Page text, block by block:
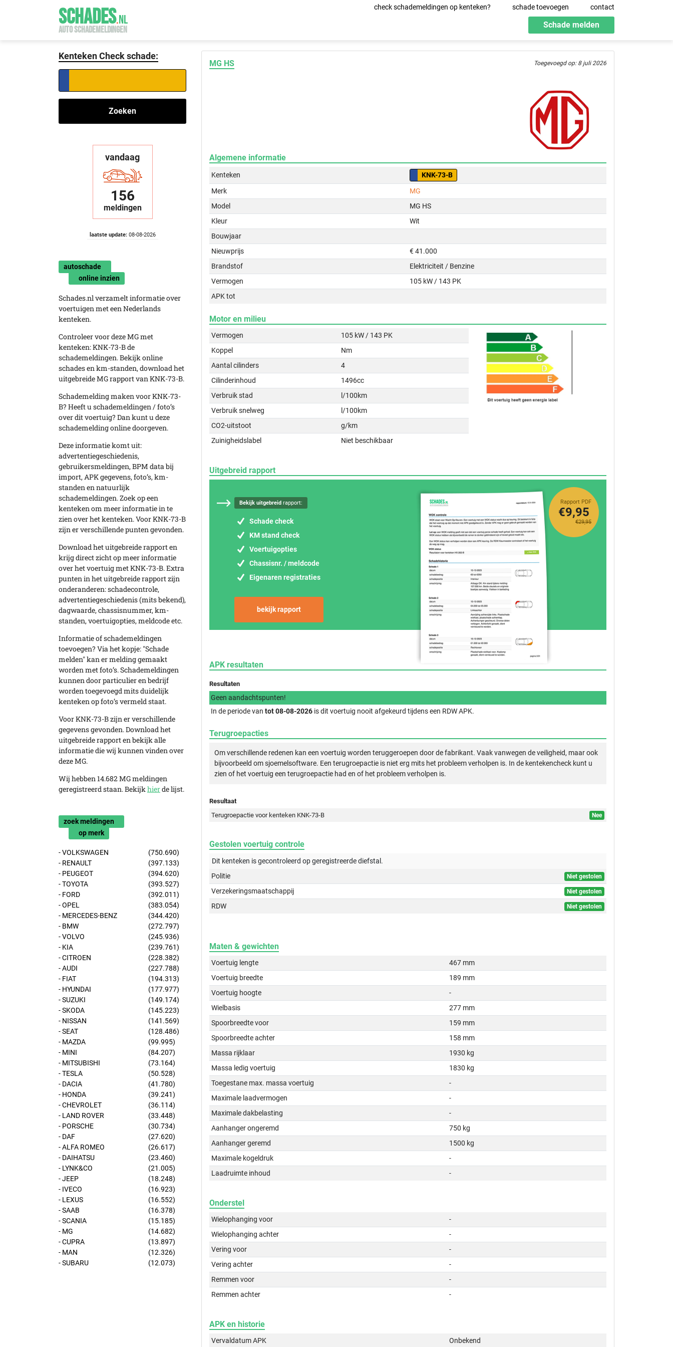
SCHADES.NL
AUTO SCHADEMELDINGEN
check schademeldingen op kenteken? schade toevoegen contact
Schade melden
Kenteken Check schade:
Zoeken
vandaag
156
meldingen
laatste update:08-08-2026
autoschade
online inzien
Schades.nl verzamelt informatie over
voertuigen met een Nederlands
kenteken.
Controleer voor deze MG met
kenteken: KNK-73-B de
schademeldingen. Bekijk online
schades en km-standen, download het
uitgebreide MG rapport van KNK-73-B.
Schademelding maken voor KNK-73-
B? Heeft u schademeldingen / foto’s
over dit voertuig? Dan kunt u deze
schademelding online doorgeven.
Deze informatie komt uit:
advertentiegeschiedenis,
gebruikersmeldingen, BPM data bij
import, APK gegevens, foto’s, km-
standen en natuurlijk
schademeldingen. Zoek op een
kenteken om meer informatie in te
zien over het kenteken. Voor KNK-73-B
zijn er verschillende punten gevonden.
Download het uitgebreide rapport en
krijg direct zicht op meer informatie
over het voertuig met KNK-73-B. Extra
punten in het uitgebreide rapport zijn
onderanderen: schadecontrole,
advertentiegeschiedenis (mits bekend),
dagwaarde, chassisnummer, km-
standen, voertuigopties, meldcode etc.
Informatie of schademeldingen
toevoegen? Via het kopje: "Schade
melden" kan er melding gemaakt
worden met foto’s. Schademeldingen
kunnen door particulier en bedrijf
worden toegevoegd mits duidelijk
kenteken op foto’s vermeld staat.
Voor KNK-73-B zijn er verschillende
gegevens gevonden. Download het
uitgebreide rapport en bekijk alle
informatie die wij kunnen vinden over
deze MG.
Wij hebben 14.682 MG meldingen
geregistreerd staan. Bekijkhierde lijst.
zoek meldingen
op merk
- VOLKSWAGEN
(750.690)
- RENAULT
(397.133)
- PEUGEOT
(394.620)
- TOYOTA
(393.527)
- FORD
(392.011)
- OPEL
(383.054)
- MERCEDES-BENZ
(344.420)
- BMW
(272.797)
- VOLVO
(245.936)
- KIA
(239.761)
- CITROEN
(228.382)
- AUDI
(227.788)
- FIAT
(194.313)
- HYUNDAI
(177.977)
- SUZUKI
(149.174)
- SKODA
(145.223)
- NISSAN
(141.569)
- SEAT
(128.486)
- MAZDA
(99.995)
- MINI
(84.207)
- MITSUBISHI
(73.164)
- TESLA
(50.528)
- DACIA
(41.780)
- HONDA
(39.241)
- CHEVROLET
(36.114)
- LAND ROVER
(33.448)
- PORSCHE
(30.734)
- DAF
(27.620)
- ALFA ROMEO
(26.617)
- DAIHATSU
(23.460)
- LYNK&CO
(21.005)
- JEEP
(18.248)
- IVECO
(16.923)
- LEXUS
(16.552)
- SAAB
(16.378)
- SCANIA
(15.185)
- MG
(14.682)
- CUPRA
(13.897)
- MAN
(12.326)
- SUBARU
(12.073)
MG HS Toegevoegd op: 8 juli 2026
Algemene informatie
Kenteken
KNK-73-B
Merk
MG
Model
MG HS
Kleur
Wit
Bouwjaar
Nieuwprijs
€ 41.000
Brandstof
Elektriciteit / Benzine
Vermogen
105 kW / 143 PK
APK tot
Motor en milieu
Vermogen
105 kW / 143 PK
Koppel
Nm
Aantal cilinders
4
Cilinderinhoud
1496cc
Verbruik stad
l/100km
Verbruik snelweg
l/100km
CO2-uitstoot
g/km
Zuinigheidslabel
Niet beschikbaar
Uitgebreid rapport
Bekijk uitgebreid rapport:
Schade check
KM stand check
Voertuigopties
Chassisnr. / meldcode
Eigenaren registraties
bekijk rapport
Rapport PDF
€29,95
€9,95
APK resultaten
Resultaten
Geen aandachtspunten!
In de periode van tot 08-08-2026 is dit voertuig nooit afgekeurd tijdens een RDW APK.
Terugroepacties
Om verschillende redenen kan een voertuig worden teruggeroepen door de fabrikant. Vaak vanwegen de veiligheid, maar ook
bijvoorbeeld om sjoemelsoftware. Een terugroepactie is niet erg mits het probleem verholpen is. In de kentekencheck kunt u
zien of het voertuig een terugroepactie had en of het probleem verholpen is.
Resultaat
Terugroepactie voor kenteken KNK-73-B
Nee
Gestolen voertuig controle
Dit kenteken is gecontroleerd opgeregistreerdediefstal.
Politie
Niet gestolen
Verzekeringsmaatschappij Niet gestolen
RDW Niet gestolen
Maten & gewichten
Voertuig lengte
467 mm
Voertuig breedte
189 mm
Voertuig hoogte
-
Wielbasis
277 mm
Spoorbreedte voor
159 mm
Spoorbreedte achter
158 mm
Massa rijklaar
1930 kg
Massa ledig voertuig
1830 kg
Toegestane max. massa voertuig
-
Maximale laadvermogen
-
Maximale dakbelasting
-
Aanhanger ongeremd
750 kg
Aanhanger geremd
1500 kg
Maximale kogeldruk
-
Laadruimte inhoud
-
Onderstel
Wielophanging voor
-
Wielophanging achter
-
Vering voor
-
Vering achter
-
Remmen voor
-
Remmen achter
-
APK en historie
Vervaldatum APK Onbekend